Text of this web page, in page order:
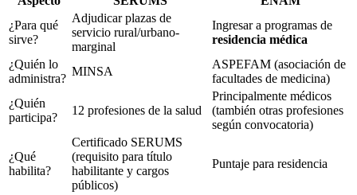
¿Para qué
sirve?
Adjudicar plazas de
servicio rural/urbano-
marginal
Ingresar a programas de
residencia médica
¿Quién lo
administra?
MINSA
ASPEFAM (asociación de
facultades de medicina)
¿Quién
participa?
12 profesiones de la salud
Principalmente médicos
(también otras profesiones
según convocatoria)
¿Qué
habilita?
Certificado SERUMS
(requisito para título
habilitante y cargos
públicos)
Puntaje para residencia